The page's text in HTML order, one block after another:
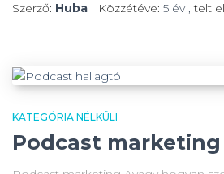
Szerző: Huba | Közzétéve: 5 év,telt
KATEGÓRIA NÉLKÜLI
Podcast marketing